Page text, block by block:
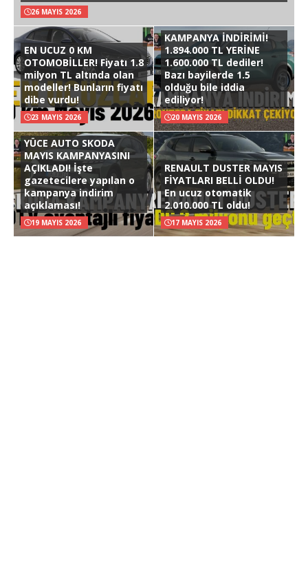
26 MAYIS 2026
EN UCUZ 0 KM
OTOMOBİLLER! Fiyatı 1.8
milyon TL altında olan
modeller! Bunların fiyatı
dibe vurdu!
23 MAYIS 2026
KAMPANYA İNDİRİMİ!
1.894.000 TL YERİNE
1.600.000 TL dediler!
Bazı bayilerde 1.5
olduğu bile iddia
ediliyor!
20 MAYIS 2026
YÜCE AUTO SKODA
MAYIS KAMPANYASINI
AÇIKLADI! İşte
gazetecilere yapılan o
kampanya indirim
açıklaması!
19 MAYIS 2026
RENAULT DUSTER MAYIS
FİYATLARI BELLİ OLDU!
En ucuz otomatik
2.010.000 TL oldu!
17 MAYIS 2026